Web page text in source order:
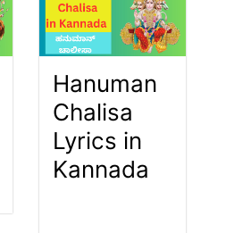
Hanuman
Chalisa
Lyrics in
Kannada